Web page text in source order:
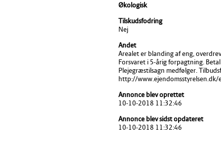
Økologisk
Tilskudsfodring
Nej
Andet
Arealet er blanding af eng,
Forsvaret i 5-årig forpagtning.
Plejegræstilsagn medfølger.
http://
Annonce blev oprettet
10-10-2018 11:32:46
Annonce blev sidst opdateret
10-10-2018 11:32:46